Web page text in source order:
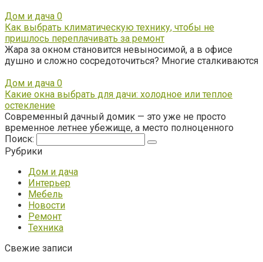
Дом и дача 0
Как выбрать климатическую технику, чтобы не
пришлось переплачивать за ремонт
Жара за окном становится невыносимой, а в офисе
душно и сложно сосредоточиться? Многие сталкиваются
Дом и дача 0
Какие окна выбрать для дачи: холодное или теплое
остекление
Современный дачный домик — это уже не просто
временное летнее убежище, а место полноценного
Поиск:
Рубрики
Дом и дача
Интерьер
Мебель
Новости
Ремонт
Техника
Свежие записи